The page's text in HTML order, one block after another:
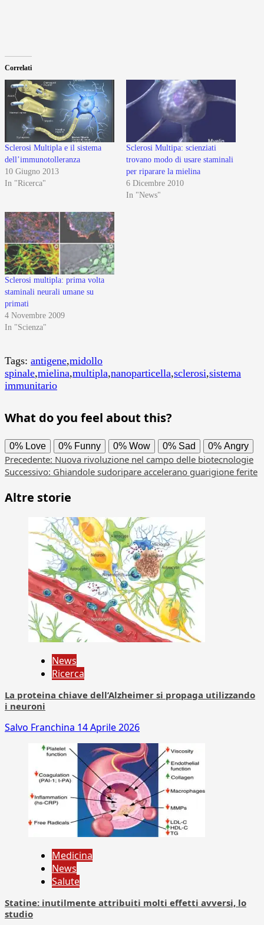
Correlati
Sclerosi Multipla e il sistema
dell’immunotolleranza
10 Giugno 2013
In "Ricerca"
Sclerosi Multipa: scienziati
trovano modo di usare staminali
per riparare la mielina
6 Dicembre 2010
In "News"
Sclerosi multipla: prima volta
staminali neurali umane su
primati
4 Novembre 2009
In "Scienza"
Tags: antigene,midollo
spinale,mielina,multipla,nanoparticella,sclerosi,sistema
immunitario
What do you feel about this?
0% Love 0% Funny 0% Wow 0% Sad 0% Angry
Navigazione
articolo
Precedente: Nuova rivoluzione nel campo delle biotecnologie
Successivo: Ghiandole sudoripare accelerano guarigione ferite
Altre storie
News
Ricerca
La proteina chiave dell’Alzheimer si propaga utilizzando
i neuroni
Salvo Franchina 14 Aprile 2026
Medicina
News
Salute
Statine: inutilmente attribuiti molti effetti avversi, lo
studio